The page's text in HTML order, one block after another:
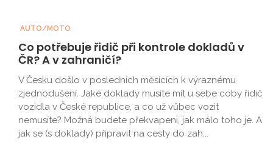
AUTO/MOTO
Co potřebuje řidič při kontrole dokladů v
ČR? A v zahraničí?
V Česku došlo v posledních měsících k výraznému
zjednodušení. Jaké doklady musíte mít u sebe coby řidič
vozidla v České republice, a co už vůbec vozit
nemusíte? Možná budete překvapeni, jak málo toho je. A
jak se (s doklady) připravit na cesty do zah...